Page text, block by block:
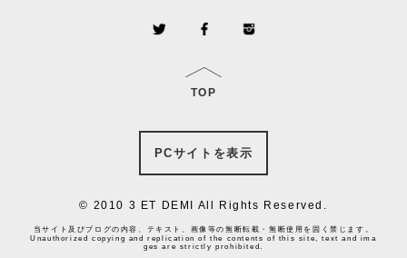
TOP
PCサイトを表示
© 2010 3 ET DEMI All Rights Reserved.
当サイト及びブログの内容、テキスト、画像等の無断転載・無断使用を固く禁じます。
Unauthorized copying and replication of the contents of this site, text and ima
ges are strictly prohibited.